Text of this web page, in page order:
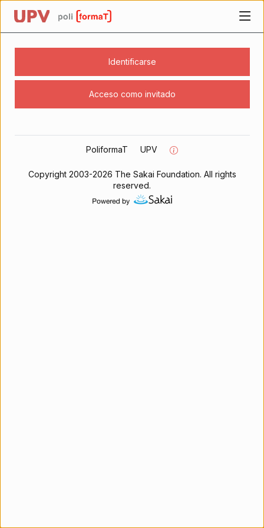
UPV Página personal
Identificarse
Acceso como invitado
PoliformaT UPV
Copyright 2003-2026 The Sakai Foundation. All rights
reserved.